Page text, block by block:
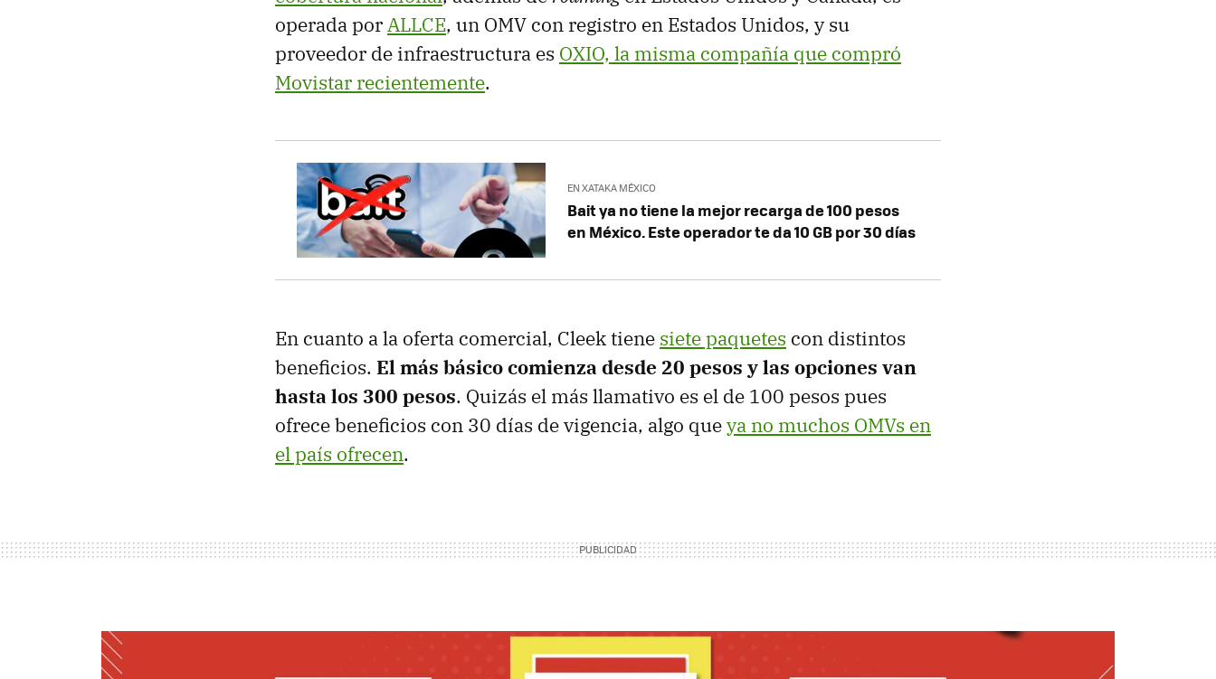
operada porALLCE, un OMV con registro en Estados Unidos, y su
proveedor de infraestructura es OXIO, la misma compañía que compró
Movistar recientemente.
EN XATAKA MÉXICO
Bait ya no tiene la mejor recarga de 100 pesos
en México. Este operador te da 10 GB por 30 días
En cuanto a la oferta comercial, Cleek tiene siete paquetes con distintos
beneficios. El más básico comienza desde 20 pesos y las opciones van
hasta los 300 pesos. Quizás el más llamativo es el de 100 pesos pues
ofrece beneficios con 30 días de vigencia, algo queya no muchos OMVs en
el país ofrecen.